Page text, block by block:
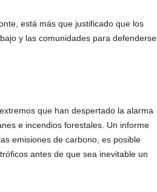
está más que justificado que los
y las comunidades para defenderse
que han despertado la alarma
e incendios forestales. Un informe
emisiones de carbono, es posible
antes de que sea inevitable un